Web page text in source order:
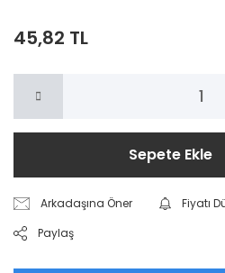
45,82 TL
Sepete Ekle
Arkadaşına Öner
Fiyatı
Paylaş